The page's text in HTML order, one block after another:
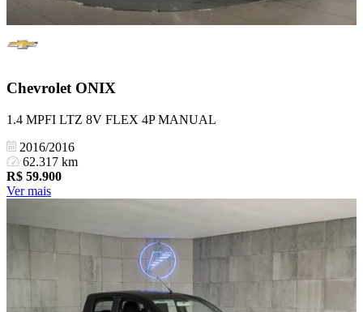
Chevrolet ONIX
1.4 MPFI LTZ 8V FLEX 4P MANUAL
2016/2016
62.317 km
R$ 59.900
Ver mais